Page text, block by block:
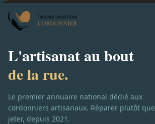
L'artisanat au bout
de la rue.
Le premier annuaire national dédié aux
cordonniers artisanaux. Réparer plutôt que
jeter, depuis 2021.